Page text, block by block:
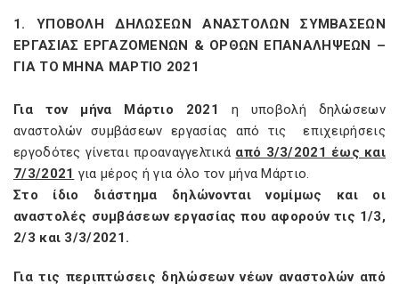
1. ΥΠΟΒΟΛΗ ΔΗΛΩΣΕΩΝ ΑΝΑΣΤΟΛΩΝ ΣΥΜΒΑΣΕΩΝ
ΕΡΓΑΣΙΑΣ ΕΡΓΑΖΟΜΕΝΩΝ & ΟΡΘΩΝ ΕΠΑΝΑΛΗΨΕΩΝ –
ΓΙΑ ΤΟ ΜΗΝΑ ΜΑΡΤΙΟ 2021
Για τον μήνα Μάρτιο 2021
η υποβολή δηλώσεων
αναστολών συμβάσεων εργασίας από τις επιχειρήσεις
εργοδότες γίνεται προαναγγελτικά από 3/3/2021 έως και
7/3/2021 για μέρος ή για όλο τον μήνα Μάρτιο.
Στο ίδιο διάστημα δηλώνονται νομίμως και οι
αναστολές συμβάσεων εργασίας που αφορούν τις 1/3,
2/3 και 3/3/2021.
Για τις περιπτώσεις δηλώσεων νέων αναστολών από